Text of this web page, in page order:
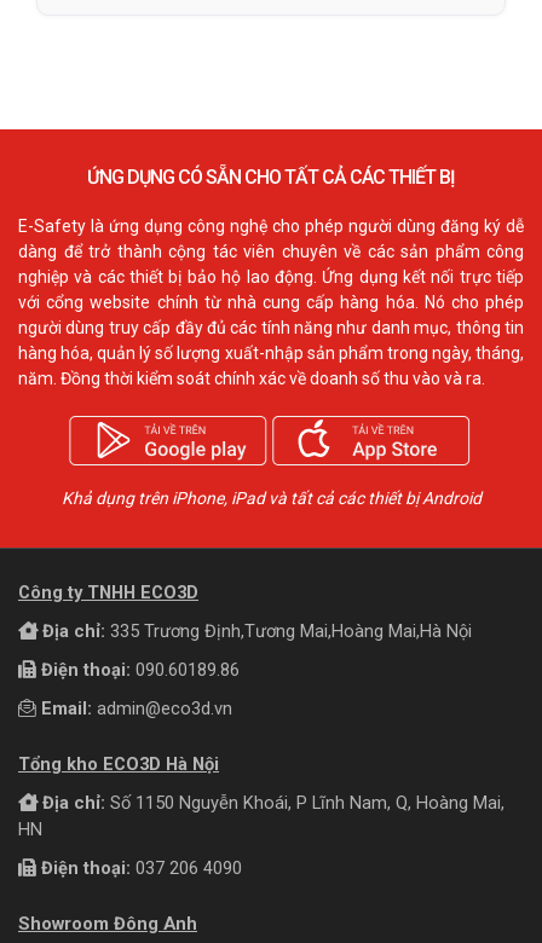
ỨNG DỤNG CÓ SẴN CHO TẤT CẢ CÁC THIẾT BỊ
E-Safety là ứng dụng công nghệ cho phép người dùng đăng ký dễ
dàng để trở thành cộng tác viên chuyên về các sản phẩm công
nghiệp và các thiết bị bảo hộ lao động. Ứng dụng kết nối trực tiếp
với cổng website chính từ nhà cung cấp hàng hóa. Nó cho phép
người dùng truy cấp đầy đủ các tính năng như danh mục, thông tin
hàng hóa, quản lý số lượng xuất-nhập sản phẩm trong ngày, tháng,
năm. Đồng thời kiểm soát chính xác về doanh số thu vào và ra.
Khả dụng trên iPhone, iPad và tất cả các thiết bị Android
Công ty TNHH ECO3D
Địa chỉ: 335 Trương Định,Tương Mai,Hoàng Mai,Hà Nội
Điện thoại: 090.60189.86
Email: admin@eco3d.vn
Tổng kho ECO3D Hà Nội
Địa chỉ: Số 1150 Nguyễn Khoái, P Lĩnh Nam, Q, Hoàng Mai,
HN
Điện thoại: 037 206 4090
Showroom Đông Anh